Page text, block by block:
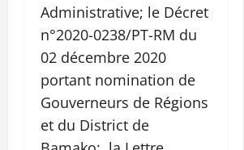
Administrative; le Décret
n°2020-0238/PT-RM du
02 décembre 2020
portant nomination de
Gouverneurs de Régions
et du District de